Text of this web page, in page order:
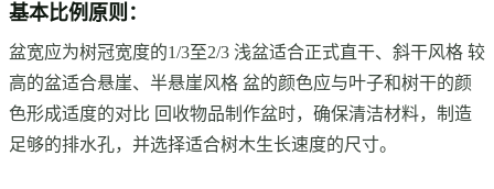
基本比例原则：
盆宽应为树冠宽度的1/3至2/3 浅盆适合正式直干、斜干风格 较
高的盆适合悬崖、半悬崖风格 盆的颜色应与叶子和树干的颜
色形成适度的对比 回收物品制作盆时，确保清洁材料，制造
足够的排水孔，并选择适合树木生长速度的尺寸。